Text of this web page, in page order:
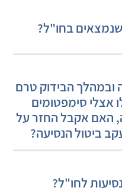
בחו"ל?
הבידוק טרם
אצלי סימפטומים
האם אקבל החזר על
ביטול הנסיעה?
לחו"ל?